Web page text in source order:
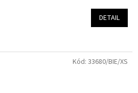
DETAIL
Kód: 33680/BIE/XS